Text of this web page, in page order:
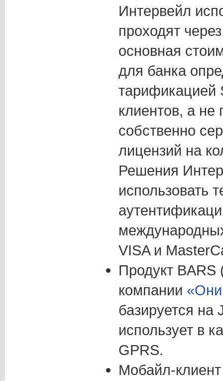
Интервейл
проходят
основная
для банка
тарификацией
клиентов, а не
собственно
лицензий на
Решения
использовать
VISA и
Продукт
компании
базируется на
использует в
GPRS.
Мобайл-